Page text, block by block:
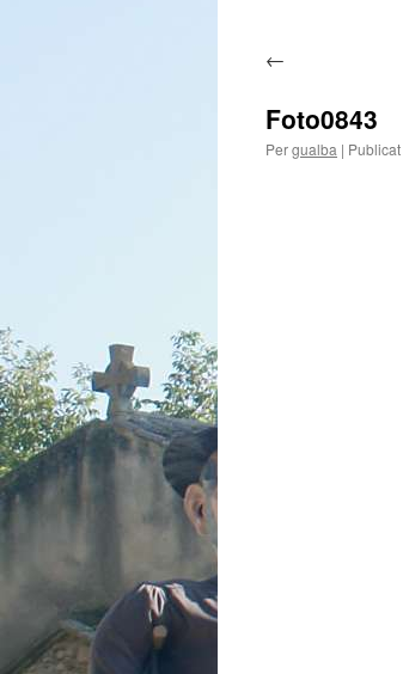
contingut
←
Foto0843
Pergualba | Publicat